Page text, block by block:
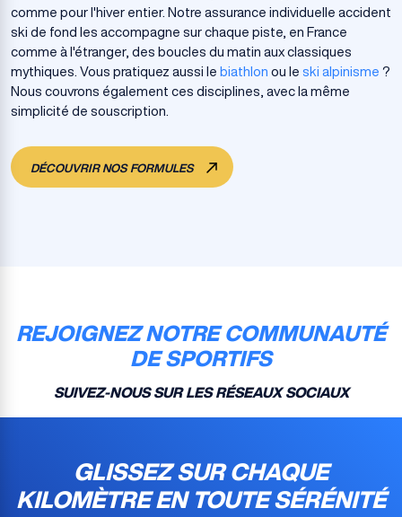
comme pour l'hiver entier. Notre assurance individuelle accident
ski de fond les accompagne sur chaque piste, en France
comme à l'étranger, des boucles du matin aux classiques
mythiques. Vous pratiquez aussi le biathlon ou le ski alpinisme ?
Nous couvrons également ces disciplines, avec la même
simplicité de souscription.
DÉCOUVRIR NOS FORMULES
REJOIGNEZ NOTRE COMMUNAUTÉ
DE SPORTIFS
SUIVEZ-NOUS SUR LES RÉSEAUX SOCIAUX
GLISSEZ SUR CHAQUE
KILOMÈTRE EN TOUTE SÉRÉNITÉ